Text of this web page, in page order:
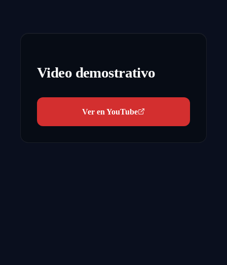
Video demostrativo
Ver en YouTube